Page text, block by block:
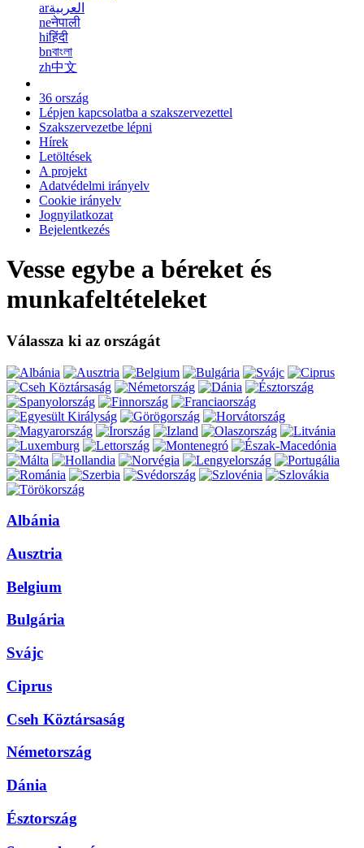
arالعربية
neनेपाली
hiहिंदी
bnবাংলা
zh中文
36 ország
Lépjen kapcsolatba a szakszervezettel
Szakszervezetbe lépni
Hírek
Letöltések
A projekt
Adatvédelmi irányelv
Cookie irányelv
Jognyilatkozat
Bejelentkezés
Vesse egybe a béreket és
munkafeltételeket
Válassza ki az országát
Albánia
Ausztria
Belgium
Bulgária
Svájc
Ciprus
Cseh Köztársaság
Németország
Dánia
Észtország